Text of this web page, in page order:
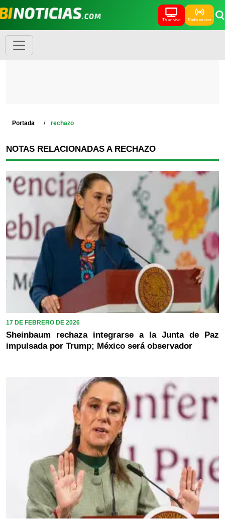
TV en vivo Radio en vivo
Portada rechazo
NOTAS RELACIONADAS A RECHAZO
17 DE FEBRERO DE 2026
Sheinbaum rechaza integrarse a la Junta de Paz
impulsada por Trump; México será observador